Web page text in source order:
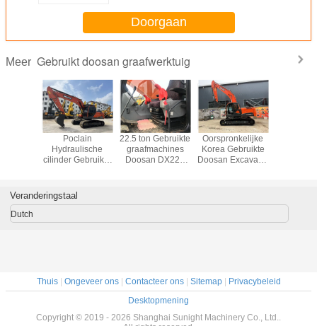
Doorgaan
Meer Gebruikt doosan graafwerktuig
Poclain
Hydraulische
cilinder Gebruikte
DX225
22.5 ton Gebruikte
graafmachines
Doosan DX225
Graafmachine
Oorspronkelijke
Korea Gebruikte
Doosan Excavator
Veranderingstaal
Dutch
Thuis| Ongeveer ons| Contacteer ons| Sitemap| Privacybeleid
Desktopmening
Copyright © 2019 - 2026 Shanghai Sunight Machinery Co., Ltd..